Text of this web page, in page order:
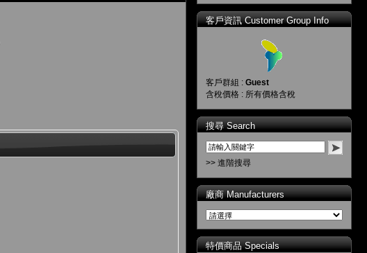
客戶資訊 Customer Group Info
客戶群組 : Guest
含稅價格 : 所有價格含稅
搜尋 Search
>> 進階搜尋
廠商 Manufacturers
特價商品 Specials